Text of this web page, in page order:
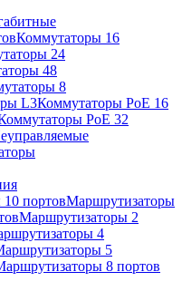
Коммутаторы 16
24
48
8
L3Коммутаторы PoE 16
PoE 32
портовМаршрутизаторы
Маршрутизаторы 2
4
5
8 портов